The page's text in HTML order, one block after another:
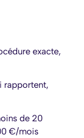
exacte,
rapportent,
de 20
€/mois